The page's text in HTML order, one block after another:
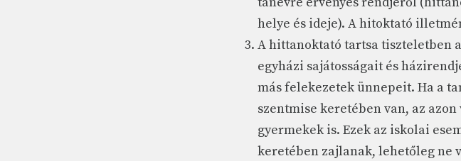
helye és ideje). A hitoktató
A hittanoktató tartsa tiszteletben
egyházi sajátosságait és
más felekezetek ünnepeit. Ha a
szentmise keretében van, az
gyermekek is. Ezek az iskolai
keretében zajlanak, lehetőleg ne